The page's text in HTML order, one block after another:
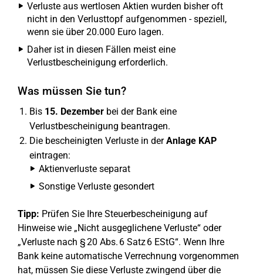
Verluste aus wertlosen Aktien wurden bisher oft
nicht in den Verlusttopf aufgenommen - speziell,
wenn sie über 20.000 Euro lagen.
Daher ist in diesen Fällen meist eine
Verlustbescheinigung erforderlich.
Was müssen Sie tun?
Bis 15. Dezember bei der Bank eine
Verlustbescheinigung beantragen.
Die bescheinigten Verluste in derAnlage KAP
eintragen:
Aktienverluste separat
Sonstige Verluste gesondert
Tipp: Prüfen Sie Ihre Steuerbescheinigung auf
Hinweise wie „Nicht ausgeglichene Verluste“ oder
„Verluste nach § 20 Abs. 6 Satz 6 EStG“. Wenn Ihre
Bank keine automatische Verrechnung vorgenommen
hat, müssen Sie diese Verluste zwingend über die